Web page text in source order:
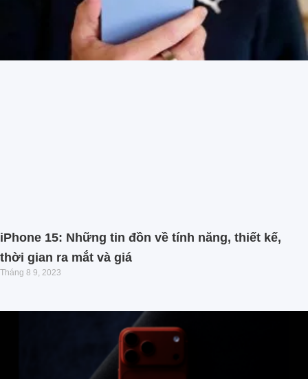
iPhone 15: Những tin đồn về tính năng, thiết kế,
thời gian ra mắt và giá
Tháng 8 9, 2023